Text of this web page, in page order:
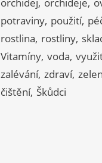
potraviny použití
rostlina rostliny
Vitamíny voda
zalévání zdraví
čištění Škůdci